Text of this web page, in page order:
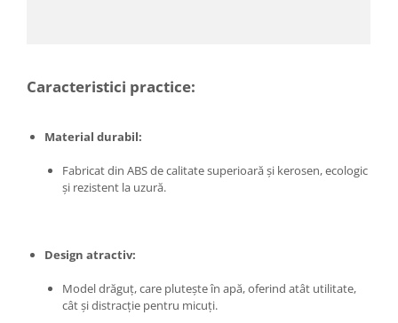
Aparate de spalat cu presiune
Articole si accesorii pentru baie
Baterii bucatarie
Baterii cada
Chiuvete bucatarie compozit
Chiuvete inox
Coloane de dus
Caracteristici practice:
Material durabil:
Fabricat din ABS de calitate superioară și kerosen, ecologic
și rezistent la uzură.
Design atractiv:
Model drăguț, care plutește în apă, oferind atât utilitate,
cât și distracție pentru micuți.